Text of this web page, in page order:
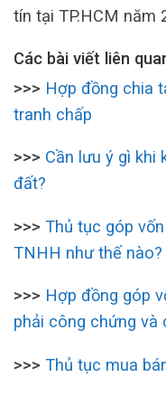
tín tại TP.HCM năm
Các bài viết liên
>>> Hợp đồng chia
tranh chấp
>>> Cần lưu ý gì khi
đất?
>>> Thủ tục góp
TNHH như thế nào?
>>> Hợp đồng góp
phải công chứng và
>>> Thủ tục mua